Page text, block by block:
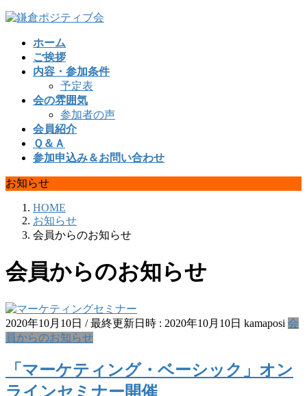
コ
ナ
ホーム
ご挨拶
内容・参加条件
予定表
会の雰囲気
参加者の声
会員紹介
Ｑ＆Ａ
参加申込み＆お問い合わせ
お知らせ
HOME
お知らせ
会員からのお知らせ
会員からのお知らせ
2020年10月10日 / 最終更新日時 : 2020年10月10日 kamaposi 会
員からのお知らせ
「マーケティング・ベーシック」オン
ラインセミナー開催